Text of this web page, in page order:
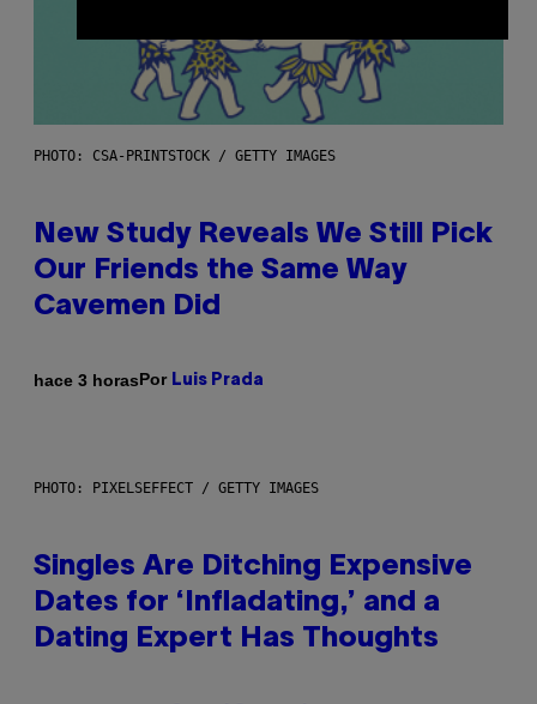
PHOTO: CSA-PRINTSTOCK / GETTY IMAGES
New Study Reveals We Still Pick
Our Friends the Same Way
Cavemen Did
hace 3 horasPor Luis Prada
PHOTO: PIXELSEFFECT / GETTY IMAGES
Singles Are Ditching Expensive
Dates for ‘Infladating,’ and a
Dating Expert Has Thoughts